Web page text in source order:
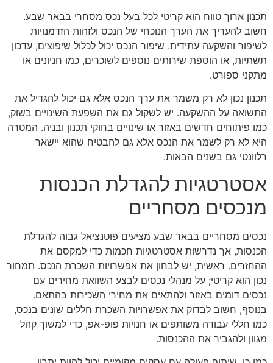
תכנון ארוך טווח הוא קריטי לכל בעל נכס מסחרי בבאר שבע.
חשוב להעריך את הערך הנוכחי של הנכס ולזהות הזדמנויות
לשיפור והשקעה עתידית. שיפור הנכס יכול לכלול שיפוצים, עדכון
תשתיות, או הוספת שירותים נוספים לשוכרים, כמו חניונים או
מתקני ספורט.
תכנון נכון לא רק משמר את ערך הנכס אלא גם יכול להגדיל את
התשואה על ההשקעה. יש לשקול גם את השפעת השינויים בשוק,
כמו פיתוחים חדשים באזור או שינויים בחוקי תכנון ובניה. המטרה
היא לא רק לשמר את הנכס אלא גם להבטיח שהוא יישאר
רלוונטי גם בשנים הבאות.
אסטרטגיות להגדלת הכנסות
מנכסים מסחריים
נכסים מסחריים בבאר שבע מציעים פוטנציאל גבוה להגדלת
הכנסות, אך נדרשות אסטרטגיות חכמות כדי למקסם את
ההחזרים. ראשית, יש לבחון את אפשרויות השכרת הנכס. תמחור
נכון הוא קריטי; על מנהלי נכסים לבצע השוואת מחירים עם
נכסים דומים באזור ולהתאים את מחירי השכירות בהתאם.
בנוסף, חשוב לבדוק את אפשרויות השכרת חללים שונים בנכס,
כמו חללי עבודה משותפים או חנויות פופ-אפ, כדי למשוך קהל
מגוון ולהגביר את ההכנסות.